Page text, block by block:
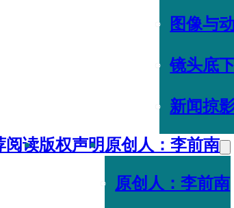
图像与
镜头底
新闻掠
阅读版权声明 原创人：李前南
原创人：李前南